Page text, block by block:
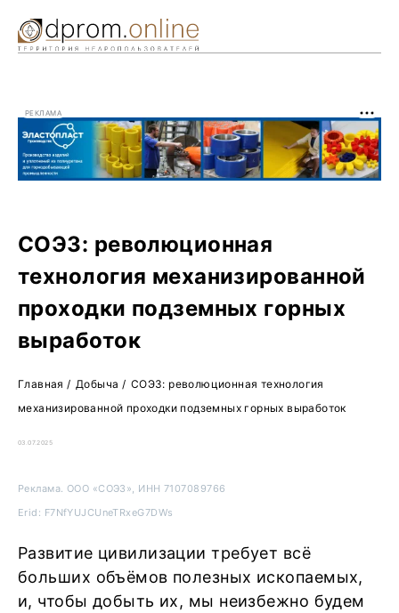
РЕКЛАМА
СОЭЗ: революционная
технология механизированной
проходки подземных горных
выработок
Главная / Добыча / СОЭЗ: революционная технология
механизированной проходки подземных горных выработок
03.07.2025
Реклама. ООО «СОЭЗ», ИНН 7107089766
Erid: F7NfYUJCUneTRxeG7DWs
Развитие цивилизации требует всё
больших объёмов полезных ископаемых,
и, чтобы добыть их, мы неизбежно будем